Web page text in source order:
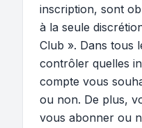
inscription, sont
à la seule
Club ». Dans tous
contrôler quelles
compte vous
ou non. De plus,
vous abonner ou